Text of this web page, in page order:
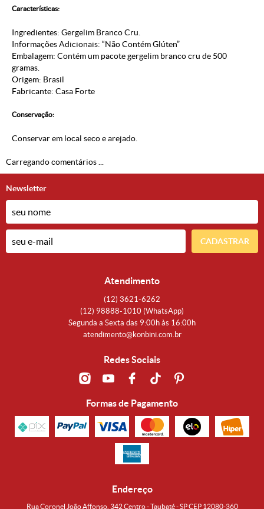
Características:
Ingredientes: Gergelim Branco Cru.
Informações Adicionais: “Não Contém Glúten”
Embalagem: Contém um pacote gergelim branco cru de 500
gramas.
Origem: Brasil
Fabricante: Casa Forte
Conservação:
Conservar em local seco e arejado.
Carregando comentários ...
Newsletter
CADASTRAR
Atendimento
(12) 3621-6262
(12) 98888-1010 (WhatsApp)
Segunda a Sexta das 9:00h às 16:00h
atendimento@konbini.com.br
Redes Sociais
Formas de Pagamento
Endereço
Rua Coronel João Affonso, 342 Centro - Taubaté - SP CEP 12080-360